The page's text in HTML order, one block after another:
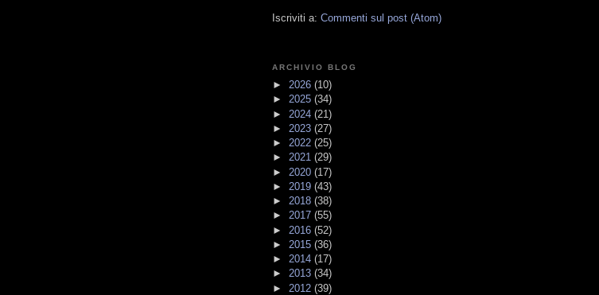
Iscriviti a: Commenti sul post (Atom)
ARCHIVIO BLOG
► 2026 (10)
► 2025 (34)
► 2024 (21)
► 2023 (27)
► 2022 (25)
► 2021 (29)
► 2020 (17)
► 2019 (43)
► 2018 (38)
► 2017 (55)
► 2016 (52)
► 2015 (36)
► 2014 (17)
► 2013 (34)
► 2012 (39)